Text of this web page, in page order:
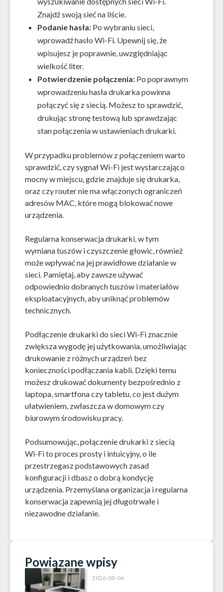
Znajdź swoją sieć na liście.
Podanie hasła: Po wybraniu sieci,
wprowadź hasło Wi-Fi. Upewnij się, że
wpisujesz je poprawnie, uwzględniając
wielkość liter.
Potwierdzenie połączenia: Po poprawnym
wprowadzeniu hasła drukarka powinna
połączyć się z siecią. Możesz to sprawdzić,
drukując stronę testową lub sprawdzając
stan połączenia w ustawieniach drukarki.
W przypadku problemów z połączeniem warto
sprawdzić, czy sygnał Wi-Fi jest wystarczająco
mocny w miejscu, gdzie znajduje się drukarka,
oraz czy router nie ma włączonych ograniczeń
adresów MAC, które mogą blokować nowe
urządzenia.
Regularna konserwacja drukarki, w tym
wymiana tuszów i czyszczenie głowic, również
może wpływać na jej prawidłowe działanie w
sieci. Pamiętaj, aby zawsze używać
odpowiednio dobranych tuszów i materiałów
eksploatacyjnych, aby uniknąć problemów
technicznych.
Podłączenie drukarki do sieci Wi-Fi znacznie
zwiększa wygodę jej użytkowania, umożliwiając
drukowanie z różnych urządzeń bez
konieczności podłączania kabli. Dzięki temu
możesz drukować dokumenty bezpośrednio z
laptopa, smartfona czy tabletu, co jest dużym
ułatwieniem, zwłaszcza w domowym czy
biurowym środowisku pracy.
Podsumowując, połączenie drukarki z siecią
Wi-Fi to proces prosty i intuicyjny, o ile
przestrzegasz podstawowych zasad
konfiguracji i dbasz o dobrą kondycję
urządzenia. Przemyślana organizacja i regularna
konserwacja zapewnią jej długotrwałe i
niezawodne działanie.
Powiązane wpisy
2026-08-06